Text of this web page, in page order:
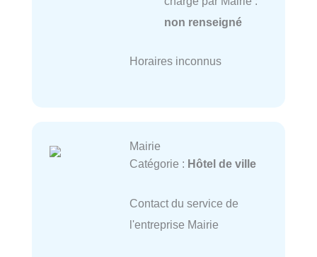
non renseigné
Horaires inconnus
Mairie
Catégorie : Hôtel de ville
Contact du service de
l'entreprise Mairie